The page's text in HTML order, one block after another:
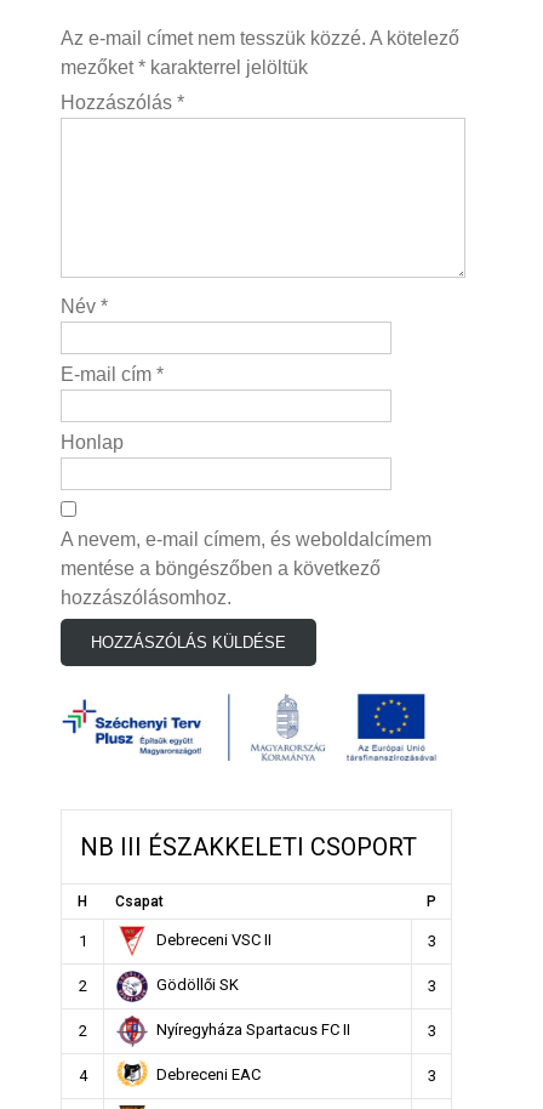
Az e-mail címet nem tesszük közzé. A kötelező
mezőket* karakterrel jelöltük
Hozzászólás *
Név *
E-mail cím *
Honlap
A nevem, e-mail címem, és weboldalcímem
mentése a böngészőben a következő
hozzászólásomhoz.
NB III ÉSZAKKELETI CSOPORT
H Csapat P
1 Debreceni VSC II 3
2 Gödöllői SK 3
2 Nyíregyháza Spartacus FC II 3
4 Debreceni EAC 3